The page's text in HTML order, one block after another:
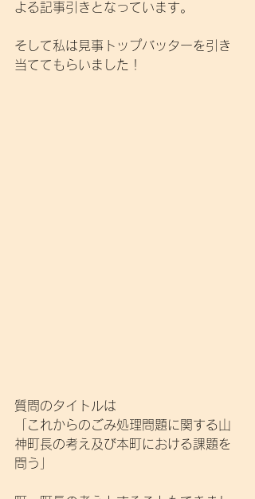
よる記事引きとなっています。
そして私は見事トップバッターを引き
当ててもらいました！
質問のタイトルは
「これからのごみ処理問題に関する山
神町長の考え及び本町における課題を
問う」